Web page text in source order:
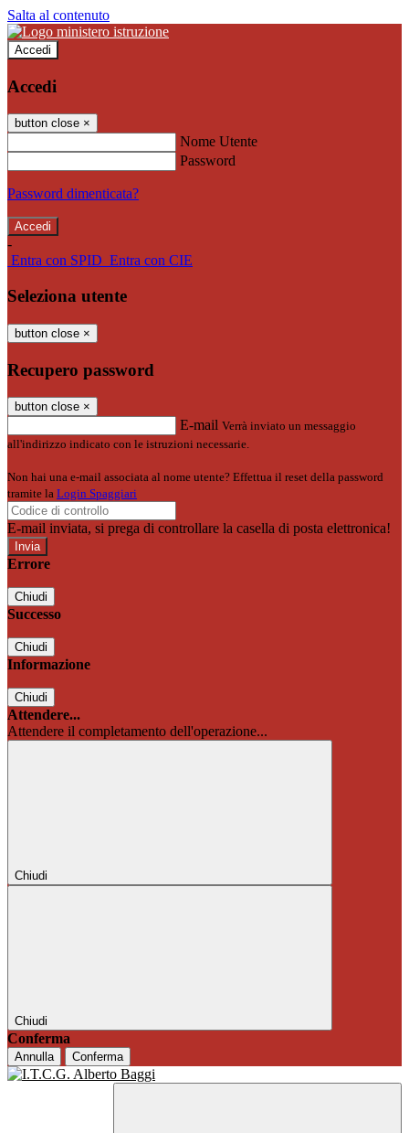
Salta al contenuto
Accedi
Accedi
button close ×
Nome Utente
Password
Password dimenticata?
-
Entra con SPID Entra con CIE
Seleziona utente
button close ×
Recupero password
button close ×
E-mail Verrà inviato un messaggio
all'indirizzo indicato con le istruzioni necessarie.
Non hai una e-mail associata al nome utente? Effettua il reset della password
tramite la Login Spaggiari
E-mail inviata, si prega di controllare la casella di posta elettronica!
Errore
Chiudi
Successo
Chiudi
Informazione
Chiudi
Attendere...
Attendere il completamento dell'operazione...
Chiudi
Chiudi
Conferma
Annulla Conferma